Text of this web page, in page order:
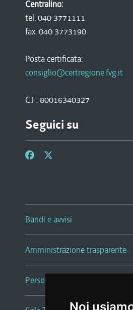
Noi
Centralino:
tel. 040 3771111
fax. 040 3773190
Posta certificata:
consiglio@certregione.fvg.it
C.F. 80016340327
Seguici su
Bandi e avvisi
Amministrazione trasparente
Persone e Uffici